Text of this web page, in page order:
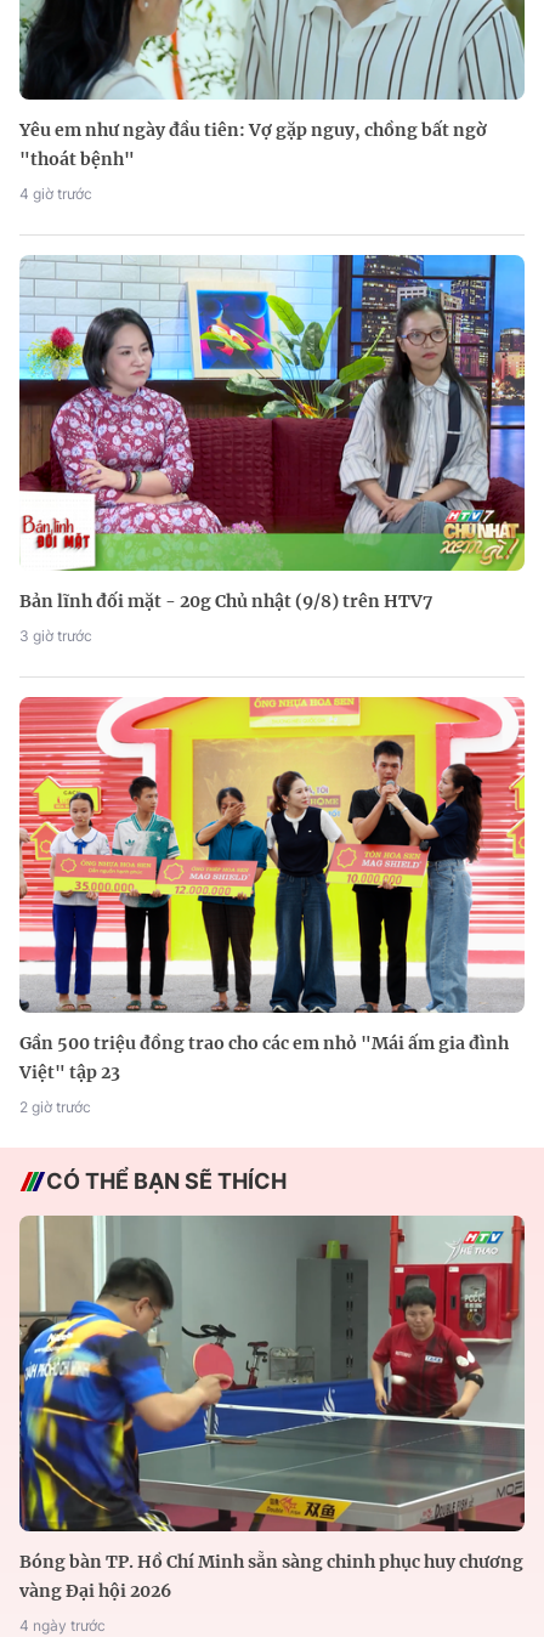
Yêu em như ngày đầu tiên: Vợ gặp nguy, chồng bất ngờ
"thoát bệnh"
4 giờ trước
Bản lĩnh đối mặt - 20g Chủ nhật (9/8) trên HTV7
3 giờ trước
Gần 500 triệu đồng trao cho các em nhỏ "Mái ấm gia đình
Việt" tập 23
2 giờ trước
CÓ THỂ BẠN SẼ THÍCH
Bóng bàn TP. Hồ Chí Minh sẵn sàng chinh phục huy chương
vàng Đại hội 2026
4 ngày trước